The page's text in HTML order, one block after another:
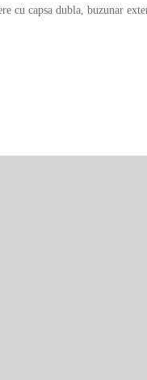
cu capsa dubla, buzunar